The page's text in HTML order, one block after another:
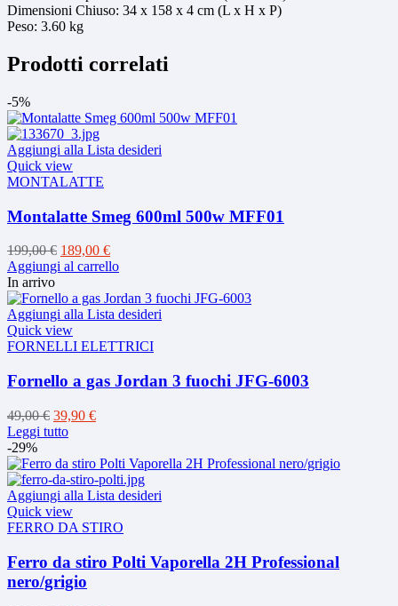
Dimensioni Chiuso: 34 x 158 x 4 cm (L x H x P)
Peso: 3.60 kg
Prodotti correlati
-5%
Aggiungi alla Lista desideri
Quick view
MONTALATTE
Montalatte Smeg 600ml 500w MFF01
199,00€ Il
prezzo
era:
199,00 €.
189,00 €Il
prezzo
è:
189,00 €.
Aggiungi al carrello
In arrivo
Aggiungi alla Lista desideri
Quick view
FORNELLI ELETTRICI
Fornello a gas Jordan 3 fuochi JFG-6003
49,00€ Il
prezzo
era:
49,00 €.
39,90 €Il
è:
39,90 €.
Leggi tutto
-29%
Aggiungi alla Lista desideri
Quick view
FERRO DA STIRO
Ferro da stiro Polti Vaporella 2H Professional
nero/grigio